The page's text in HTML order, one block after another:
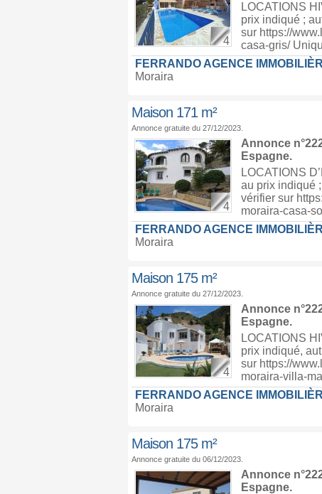
4
LOCATIONS
prix indiqué ;
sur https://
casa-gris/
FERRANDO AGENCE
Moraira
Maison 171 m²
Annonce gratuite du 27/12/2023.
4
Annonce
Espagne.
LOCATIONS
au prix indiqué
vérifier sur
moraira-casa-
FERRANDO AGENCE
Moraira
Maison 175 m²
Annonce gratuite du 27/12/2023.
4
Annonce
Espagne.
LOCATIONS
prix indiqué,
sur https://
moraira-villa-
FERRANDO AGENCE
Moraira
Maison 175 m²
Annonce gratuite du 06/12/2023.
Annonce
Espagne.